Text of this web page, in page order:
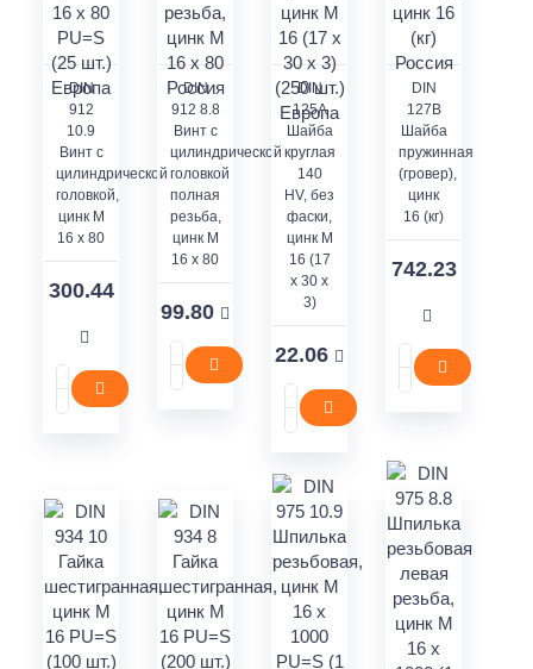
DIN
912
10.9
Винт с
цилиндрической
головкой,
цинк M
16 x 80
300.44
DIN
912 8.8
Винт с
цилиндрической
головкой
полная
резьба,
цинк M
16 x 80
99.80
DIN
125A
Шайба
круглая
140
HV, без
фаски,
цинк M
16 (17
x 30 x
3)
22.06
DIN
127B
Шайба
пружинная
(гровер),
цинк
16 (кг)
742.23